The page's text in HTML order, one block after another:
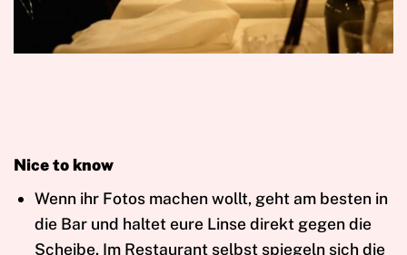
Nice to know
Wenn ihr Fotos machen wollt, geht am besten in
die Bar und haltet eure Linse direkt gegen die
Scheibe. Im Restaurant selbst spiegeln sich die